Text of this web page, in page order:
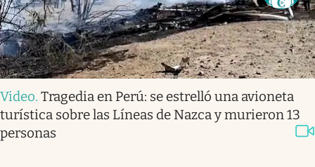
Video. Tragedia en Perú: se estrelló una avioneta
turística sobre las Líneas de Nazca y murieron 13
personas